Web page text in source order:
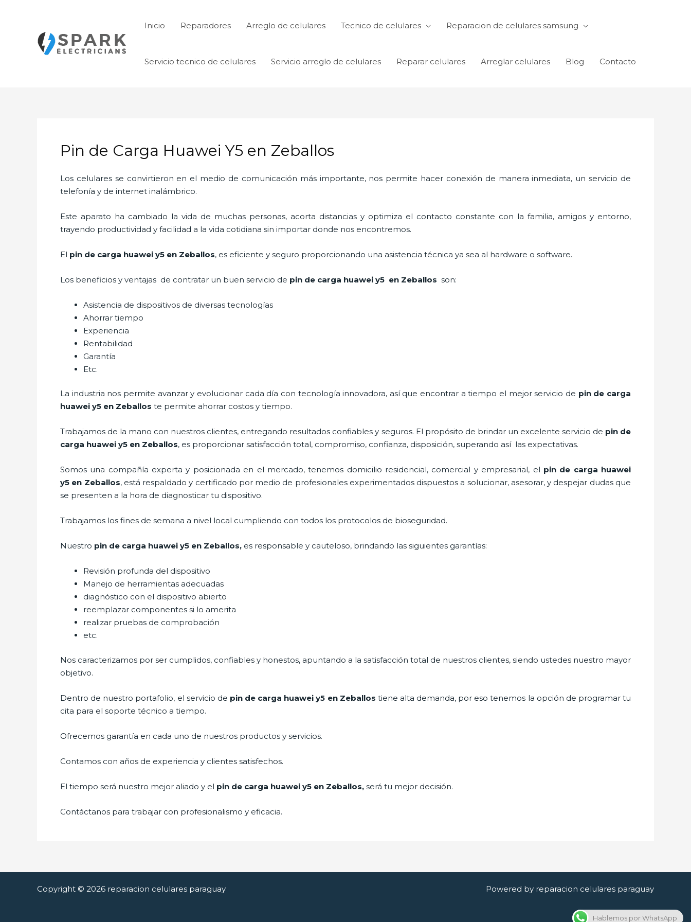
Inicio Reparadores Arreglo de celulares Tecnico de celulares Reparacion de celulares samsung
Servicio tecnico de celulares Servicio arreglo de celulares Reparar celulares Arreglar celulares Blog Contacto
Pin de Carga Huawei Y5 en Zeballos
Los celulares se convirtieron en el medio de comunicación más importante, nos permite hacer conexión de manera inmediata, un servicio de
telefonía y de internet inalámbrico.
Este aparato ha cambiado la vida de muchas personas, acorta distancias y optimiza el contacto constante con la familia, amigos y entorno,
trayendo productividad y facilidad a la vida cotidiana sin importar donde nos encontremos.
El pin de carga huawei y5 en Zeballos, es eficiente y seguro proporcionando una asistencia técnica ya sea al hardware o software.
Los beneficios y ventajas de contratar un buen servicio de pin de carga huawei y5 en Zeballos son:
Asistencia de dispositivos de diversas tecnologías
Ahorrar tiempo
Experiencia
Rentabilidad
Garantía
Etc.
La industria nos permite avanzar y evolucionar cada día con tecnología innovadora, así que encontrar a tiempo el mejor servicio de pin de carga
huawei y5 en Zeballos te permite ahorrar costos y tiempo.
Trabajamos de la mano con nuestros clientes, entregando resultados confiables y seguros. El propósito de brindar un excelente servicio de pin de
carga huawei y5 en Zeballos, es proporcionar satisfacción total, compromiso, confianza, disposición, superando así las expectativas.
Somos una compañía experta y posicionada en el mercado, tenemos domicilio residencial, comercial y empresarial, el pin de carga huawei
y5 en Zeballos, está respaldado y certificado por medio de profesionales experimentados dispuestos a solucionar, asesorar, y despejar dudas que
se presenten a la hora de diagnosticar tu dispositivo.
Trabajamos los fines de semana a nivel local cumpliendo con todos los protocolos de bioseguridad.
Nuestro pin de carga huawei y5 en Zeballos, es responsable y cauteloso, brindando las siguientes garantías:
Revisión profunda del dispositivo
Manejo de herramientas adecuadas
diagnóstico con el dispositivo abierto
reemplazar componentes si lo amerita
realizar pruebas de comprobación
etc.
Nos caracterizamos por ser cumplidos, confiables y honestos, apuntando a la satisfacción total de nuestros clientes, siendo ustedes nuestro mayor
objetivo.
Dentro de nuestro portafolio, el servicio de pin de carga huawei y5 en Zeballos tiene alta demanda, por eso tenemos la opción de programar tu
cita para el soporte técnico a tiempo.
Ofrecemos garantía en cada uno de nuestros productos y servicios.
Contamos con años de experiencia y clientes satisfechos.
El tiempo será nuestro mejor aliado y el pin de carga huawei y5 en Zeballos, será tu mejor decisión.
Contáctanos para trabajar con profesionalismo y eficacia.
Copyright © 2026 reparacion celulares paraguay Powered by reparacion celulares paraguay
Hablemos por WhatsApp